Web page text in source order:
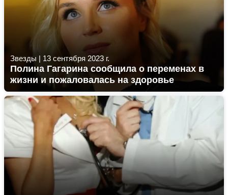
Звезды | 13 сентября 2023 г.
Полина Гагарина сообщила о переменах в
жизни и пожаловалась на здоровье